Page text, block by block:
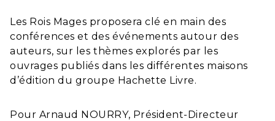
Les Rois Mages proposera clé en main des
conférences et des événements autour des
auteurs, sur les thèmes explorés par les
ouvrages publiés dans les différentes maisons
d’édition du groupe Hachette Livre.
Pour Arnaud NOURRY, Président-Directeur